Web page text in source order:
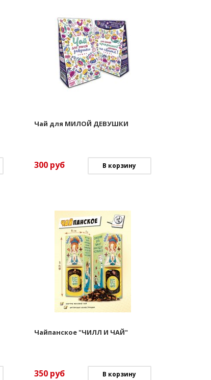
Чай для МИЛОЙ ДЕВУШКИ
300 руб В корзину
Чайпанское "ЧИЛЛ И ЧАЙ"
350 руб В корзину